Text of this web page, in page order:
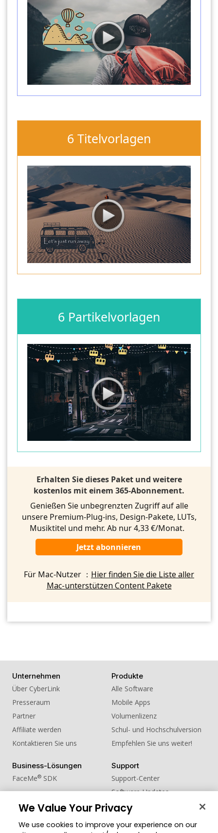
6 Titelvorlagen
6 Partikelvorlagen
Erhalten Sie dieses Paket und weitere
kostenlos mit einem 365-Abonnement.
Genießen Sie unbegrenzten Zugriff auf alle
unsere Premium-Plug-ins, Design-Pakete, LUTs,
Musiktitel und mehr. Ab nur 4,33 €/Monat.
Jetzt abonnieren
Für Mac-Nutzer ： Hier finden Sie die Liste aller
Mac-unterstützen Content Pakete
Unternehmen
Über CyberLink
Presseraum
Partner
Affiliate werden
Kontaktieren Sie uns
Produkte
Alle Software
Mobile Apps
Volumenlizenz
Schul- und Hochschulversion
Empfehlen Sie uns weiter!
Business-Lösungen
FaceMe® SDK
Support
Support-Center
Software-Updates
Lernen + Wissen
Community Region ändern
We Value Your Privacy
We use cookies to improve your experience on our